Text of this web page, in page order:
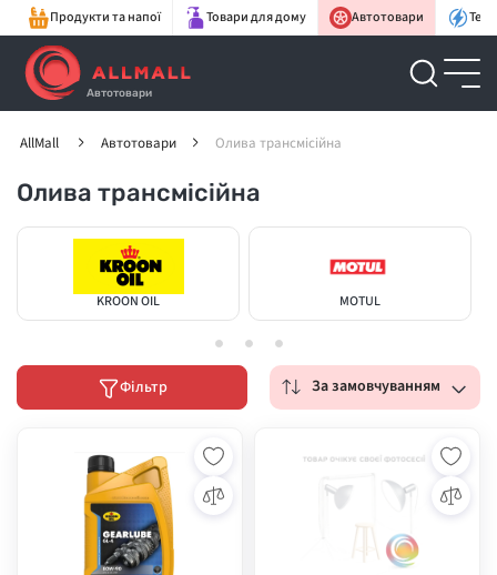
Продукти та напої Товари для дому Автотовари
Автотовари
AllMall Автотовари Олива трансмісійна
Олива трансмісійна
KROON OIL MOTUL
Фільтр За замовчуванням